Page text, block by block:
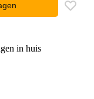
in huis